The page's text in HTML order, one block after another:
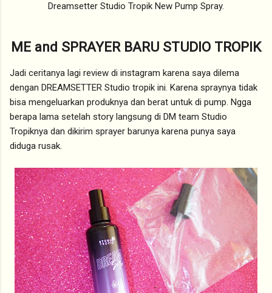
Dreamsetter Studio Tropik New Pump Spray.
ME and SPRAYER BARU STUDIO TROPIK
Jadi ceritanya lagi review di instagram karena saya dilema
dengan DREAMSETTER Studio tropik ini. Karena spraynya tidak
bisa mengeluarkan produknya dan berat untuk di pump. Ngga
berapa lama setelah story langsung di DM team Studio
Tropiknya dan dikirim sprayer barunya karena punya saya
diduga rusak.